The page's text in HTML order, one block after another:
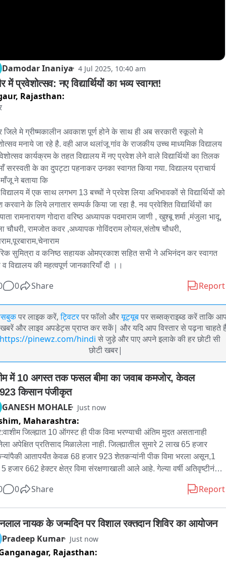
Damodar Inaniya 4 Jul 2025, 10:40 am
में प्रवेशोत्सव: नए विद्यार्थियों का भव्य स्वागत!
Rajasthan:
जिले मे ग्रीष्मकालीन अवकाश पूर्ण होने के साथ ही अब सरकारी स्कूलो मे
मनाये जा रहे है. वही आज थलांजू गांव के राजकीय उच्च माध्यमिक विद्यालय
कार्यक्रम के तहत विद्यालय में नए प्रवेश लेने वाले विद्यार्थियों का तिलक
सरस्वती के का दुपट्टा पहनाकर उनका स्वागत किया गया. विद्यालय प्राचार्य
ने बताया कि
में एक साथ लगभग 13 बच्चों ने प्रवेश लिया अभिभावकों से विद्यार्थियों को
करवाने के लिये लगातार सम्पर्क किया जा रहा है. नव प्रवेशित विद्यार्थियों का
रामनारायण गोदारा वरिष्ठ अध्यापक पदमाराम जाणी , खुश्बू शर्मा ,मंजुला भादू,
चौधरी, रामजोत कवर ,अध्यापक गोविंदराम लोयल,संतोष चौधरी,
सुमित्रा व कनिष्ठ सहायक ओमप्रकाश सहित सभी ने अभिनंदन कर स्वागत
व विद्यालय की महत्वपूर्ण जानकारियाँ दी ।।
0 Share Report
पर लाइक करें, ट्विटर पर फॉलो औरयूट्यूब पर सब्सक्राइब्ड करें ताकि
खबरें और लाइव अपडेट्स प्राप्त कर सकें| और यदि आप विस्तार से पढ़ना चाहते
https://pinewz.com/hindi से जुड़े और पाए अपने इलाके की हर छोटी सी
छोटी खबर|
में 10 अगस्त तक फसल बीमा का जवाब कमजोर, केवल
किसान पंजीकृत
GANESH MOHALE Just now
Maharashtra:
जिल्ह्यात 10 ऑगस्ट ही पीक विमा भरण्याची अंतिम मुदत असतानाही
अपेक्षित प्रतिसाद मिळालेला नाही. जिल्ह्यातील सुमारे 2 लाख 65 हजार
आतापर्यंत केवळ 68 हजार 923 शेतकऱ्यांनी पीक विमा भरला असून,1
हजार 662 हेक्टर क्षेत्र विमा संरक्षणाखाली आले आहे. गेल्या वर्षी अतिवृष्टीनंतर
नाराजी आहे. त्याचाच परिणाम म्हणून यंदा अनेक शेतकऱ्यांनी पीक
0 Share Report
नायक के जन्मदिन पर विशाल रक्तदान शिविर का आयोजन
Pradeep Kumar Just now
Rajasthan: